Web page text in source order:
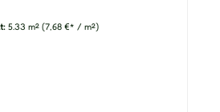
5.33 m² (7,68 €* / m²)